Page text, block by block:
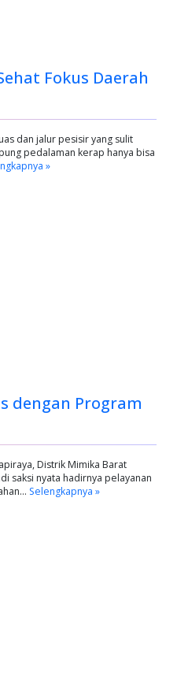
Fokus Daerah
dan jalur pesisir yang sulit
pedalaman kerap hanya bisa
»
dengan Program
Distrik Mimika Barat
saksi nyata hadirnya pelayanan
Selengkapnya »